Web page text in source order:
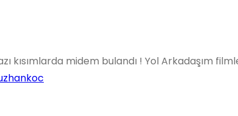
kısımlarda midem bulandı ! Yol Arkadaşım